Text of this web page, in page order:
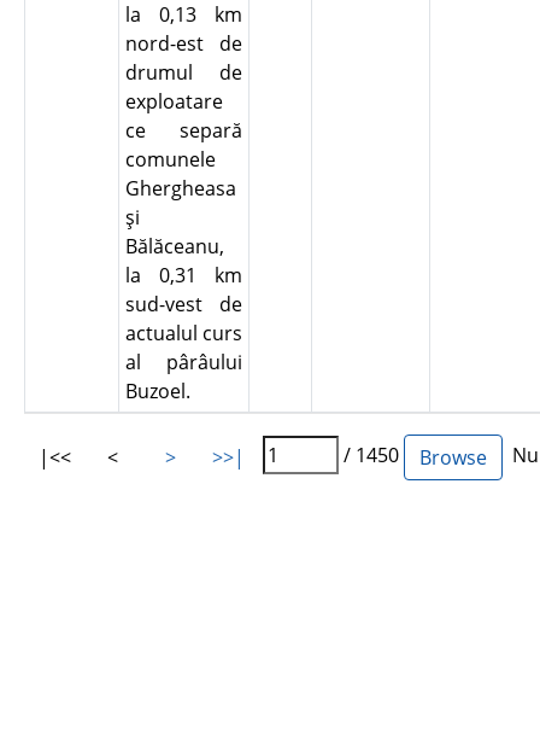
la 0,13 km
nord-est de
drumul de
exploatare
ce separă
comunele
Ghergheasa
şi
Bălăceanu,
la 0,31 km
sud-vest de
actualul curs
al pârâului
Buzoel.
|<< < > >>| / 1450